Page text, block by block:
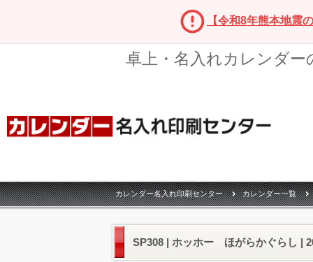
【令和8年熊本地震
卓上・名入れカレンダ
カレンダー名入れ印刷センター カレンダー一覧
SP308 | ホッホー ほがらかぐらし |